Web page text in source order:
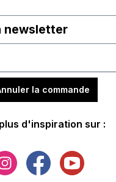
newsletter
la commande
d'inspiration sur :